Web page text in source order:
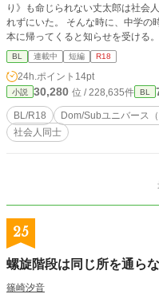
り》も命じられない丈太郎は社会
れずにいた。 そんな時に、中学の
本に帰ってくると知らせを受ける。 久しぶりの聖との再会で心が緩み酒の勢い
もあり、丈太郎は自分のDomとし
聖も実は自分も第二の性『Sub』
いの悩みを知った二人は、Domと
ことになった。 へっぽこDom×臆病Subの初めてをぎゅうぎゅうに詰め込んだ甘
めのお話です。 プレイは痛みのある
のDom/Subユニバースの作品です
しくお願いします。
BL 連載中 短編 R18
24h.ポイント 14pt
小説 30,280 位 / 228,635件 BL
BL/R18 Dom/Subユニバース（
社会人同士
25
螺旋階段は同じ所を通ら
篠崎汐音